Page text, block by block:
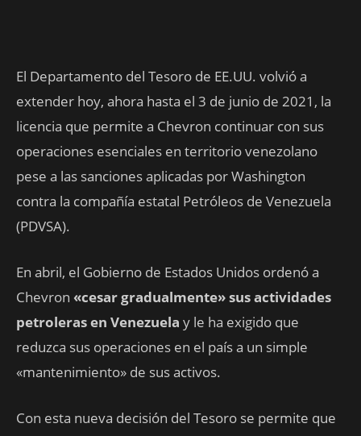
El Departamento del Tesoro de EE.UU. volvió a
extender hoy, ahora hasta el 3 de junio de 2021, la
licencia que permite a Chevron continuar con sus
operaciones esenciales en territorio venezolano
pese a las sanciones aplicadas por Washington
contra la compañía estatal Petróleos de Venezuela
(PDVSA).
En abril, el Gobierno de Estados Unidos ordenó a
Chevron «cesar gradualmente» sus actividades
petroleras en Venezuela y le ha exigido que
reduzca sus operaciones en el país a un simple
«mantenimiento» de sus activos.
Con esta nueva decisión del Tesoro se permite que